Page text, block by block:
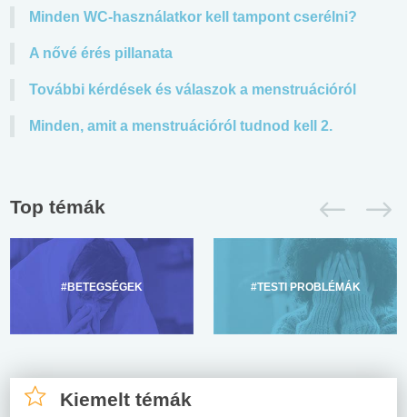
Minden WC-használatkor kell tampont cserélni?
A nővé érés pillanata
További kérdések és válaszok a menstruációról
Minden, amit a menstruációról tudnod kell 2.
Top témák
#BETEGSÉGEK #TESTI PROBLÉMÁK
Kiemelt témák